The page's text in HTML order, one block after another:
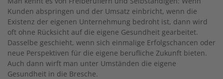
Kunden abspringen und der Umsatz einbricht, wenn die
Existenz der eigenen Unternehmung bedroht ist, dann wird
oft ohne Rücksicht auf die eigene Gesundheit gearbeitet.
Dasselbe geschieht, wenn sich einmalige Erfolgschancen oder
neue Perspektiven für die eigene berufliche Zukunft bieten.
Auch dann wirft man unter Umständen die eigene
Gesundheit in die Bresche.